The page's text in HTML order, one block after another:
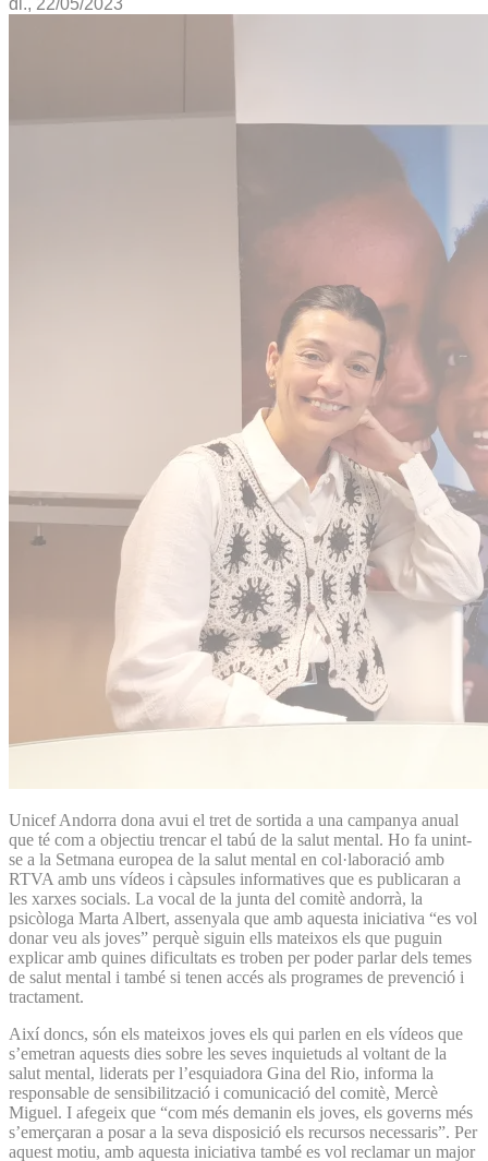
Unicef Andorra dona avui el tret de sortida a una campanya anual
que té com a objectiu trencar el tabú de la salut mental. Ho fa unint-
se a la Setmana europea de la salut mental en col·laboració amb
RTVA amb uns vídeos i càpsules informatives que es publicaran a
les xarxes socials. La vocal de la junta del comitè andorrà, la
psicòloga Marta Albert, assenyala que amb aquesta iniciativa “es vol
donar veu als joves” perquè siguin ells mateixos els que puguin
explicar amb quines dificultats es troben per poder parlar dels temes
de salut mental i també si tenen accés als programes de prevenció i
tractament.
Així doncs, són els mateixos joves els qui parlen en els vídeos que
s’emetran aquests dies sobre les seves inquietuds al voltant de la
salut mental, liderats per l’esquiadora Gina del Rio, informa la
responsable de sensibilització i comunicació del comitè, Mercè
Miguel. I afegeix que “com més demanin els joves, els governs més
s’emerçaran a posar a la seva disposició els recursos necessaris”. Per
aquest motiu, amb aquesta iniciativa també es vol reclamar un major